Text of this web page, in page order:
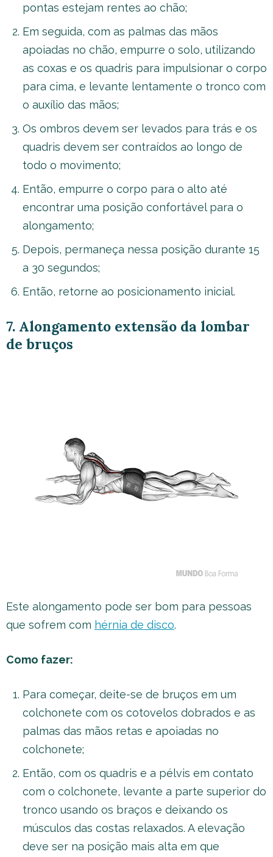
pontas estejam rentes ao chão;
Em seguida, com as palmas das mãos
apoiadas no chão, empurre o solo, utilizando
as coxas e os quadris para impulsionar o corpo
para cima, e levante lentamente o tronco com
o auxílio das mãos;
Os ombros devem ser levados para trás e os
quadris devem ser contraídos ao longo de
todo o movimento;
Então, empurre o corpo para o alto até
encontrar uma posição confortável para o
alongamento;
Depois, permaneça nessa posição durante 15
a 30 segundos;
Então, retorne ao posicionamento inicial.
7. Alongamento extensão da lombar
de bruços
Este alongamento pode ser bom para pessoas
que sofrem com hérnia de disco.
Como fazer:
Para começar, deite-se de bruços em um
colchonete com os cotovelos dobrados e as
palmas das mãos retas e apoiadas no
colchonete;
Então, com os quadris e a pélvis em contato
com o colchonete, levante a parte superior do
tronco usando os braços e deixando os
músculos das costas relaxados. A elevação
deve ser na posição mais alta em que